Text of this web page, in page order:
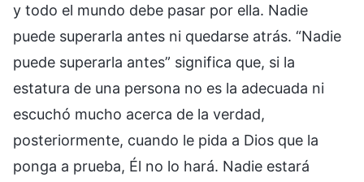
y todo el mundo debe pasar por ella. Nadie
puede superarla antes ni quedarse atrás. “Nadie
puede superarla antes” significa que, si la
estatura de una persona no es la adecuada ni
escuchó mucho acerca de la verdad,
posteriormente, cuando le pida a Dios que la
ponga a prueba, Él no lo hará. Nadie estará